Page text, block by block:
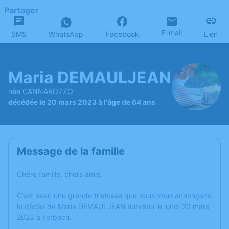
Partager
SMS WhatsApp Facebook E-mail Lien
Maria DEMAULJEAN
née CANNAROZZO
décédée le 20 mars 2023 à l'âge de 64 ans
Message de la famille
Chère famille, chers amis,
C’est avec une grande tristesse que nous vous annonçons
le décès de Maria DEMAULJEAN survenu le lundi 20 mars
2023 à Forbach.